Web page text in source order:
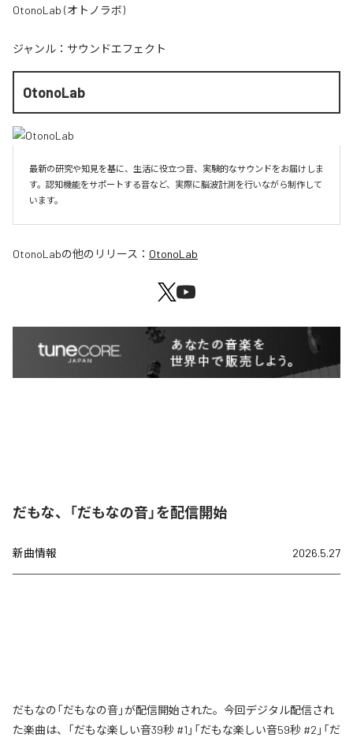
OtonoLab (オトノラボ)
ジャンル： サウンドエフェクト
OtonoLab
最新の研究や知見を基に、生活に役立つ音、実験的なサウンドをお届けしま
す。認知機能をサポートする音など、実際に脳波計測を行いながら制作して
います。
OtonoLabの他のリリース： OtonoLab
だもな、「だもなの音」を配信開始
新曲情報 2026.5.27
だもなの「だもなの音」が配信開始された。今回デジタル配信され
た楽曲は、「だもな楽しい音39秒 #1」「だもな楽しい音59秒 #2」「だ